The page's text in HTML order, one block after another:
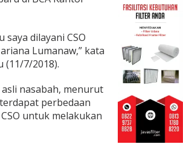
saya dilayani CSO
Lumanaw,” kata
(11/7/2018).
nasabah, menurut
perbedaan
untuk melakukan